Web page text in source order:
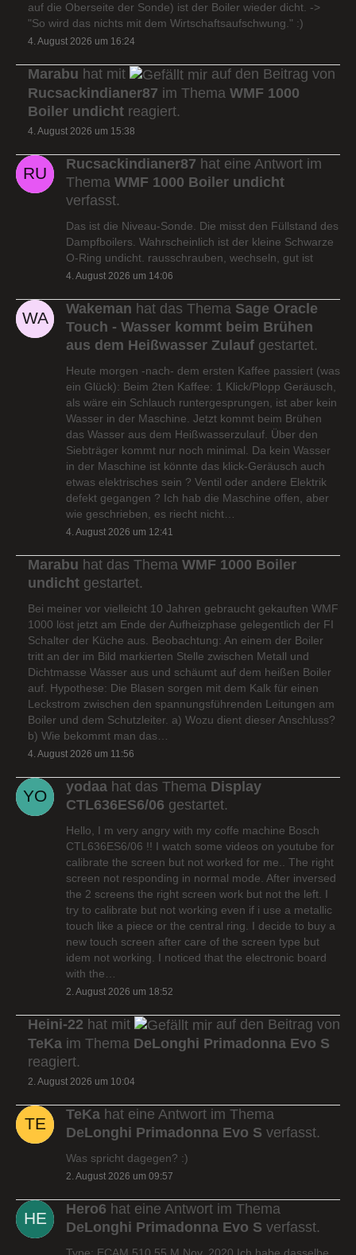
auf die Oberseite der Sonde) ist der Boiler wieder dicht. ->
"So wird das nichts mit dem Wirtschaftsaufschwung." :)
4. August 2026 um 16:24
Marabu hat mit
auf den Beitrag von
Rucsackindianer87 im Thema WMF 1000
Boiler undicht reagiert.
4. August 2026 um 15:38
Rucsackindianer87 hat eine Antwort im
Thema WMF 1000 Boiler undicht
verfasst.
Das ist die Niveau-Sonde. Die misst den Füllstand des
Dampfboilers. Wahrscheinlich ist der kleine Schwarze
O-Ring undicht. rausschrauben, wechseln, gut ist
4. August 2026 um 14:06
Wakeman hat das Thema Sage Oracle
Touch - Wasser kommt beim Brühen
aus dem Heißwasser Zulauf gestartet.
Heute morgen -nach- dem ersten Kaffee passiert (was
ein Glück): Beim 2ten Kaffee: 1 Klick/Plopp Geräusch,
als wäre ein Schlauch runtergesprungen, ist aber kein
Wasser in der Maschine. Jetzt kommt beim Brühen
das Wasser aus dem Heißwasserzulauf. Über den
Siebträger kommt nur noch minimal. Da kein Wasser
in der Maschine ist könnte das klick-Geräusch auch
etwas elektrisches sein ? Ventil oder andere Elektrik
defekt gegangen ? Ich hab die Maschine offen, aber
wie geschrieben, es riecht nicht…
4. August 2026 um 12:41
Marabu hat das Thema WMF 1000 Boiler
undicht gestartet.
Bei meiner vor vielleicht 10 Jahren gebraucht gekauften WMF
1000 löst jetzt am Ende der Aufheizphase gelegentlich der FI
Schalter der Küche aus. Beobachtung: An einem der Boiler
tritt an der im Bild markierten Stelle zwischen Metall und
Dichtmasse Wasser aus und schäumt auf dem heißen Boiler
auf. Hypothese: Die Blasen sorgen mit dem Kalk für einen
Leckstrom zwischen den spannungsführenden Leitungen am
Boiler und dem Schutzleiter. a) Wozu dient dieser Anschluss?
b) Wie bekommt man das…
4. August 2026 um 11:56
yodaa hat das Thema Display
CTL636ES6/06 gestartet.
Hello, I m very angry with my coffe machine Bosch
CTL636ES6/06 !! I watch some videos on youtube for
calibrate the screen but not worked for me.. The right
screen not responding in normal mode. After inversed
the 2 screens the right screen work but not the left. I
try to calibrate but not working even if i use a metallic
touch like a piece or the central ring. I decide to buy a
new touch screen after care of the screen type but
idem not working. I noticed that the electronic board
with the…
2. August 2026 um 18:52
Heini-22 hat mit
auf den Beitrag von
TeKa im Thema DeLonghi Primadonna Evo S
reagiert.
2. August 2026 um 10:04
TeKa hat eine Antwort im Thema
DeLonghi Primadonna Evo S verfasst.
Was spricht dagegen? :)
2. August 2026 um 09:57
Hero6 hat eine Antwort im Thema
DeLonghi Primadonna Evo S verfasst.
Type: ECAM 510.55.M Nov. 2020 Ich habe dasselbe